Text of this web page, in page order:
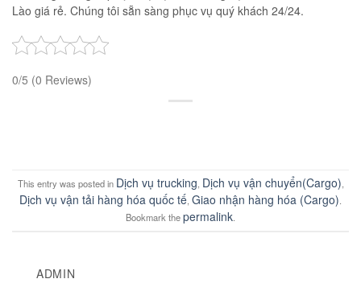
Lào giá rẻ. Chúng tôi sẵn sàng phục vụ quý khách 24/24.
0/5 (0 Reviews)
This entry was posted in Dịch vụ trucking, Dịch vụ vận chuyển(Cargo),
Dịch vụ vận tải hàng hóa quốc tế, Giao nhận hàng hóa (Cargo).
Bookmark thepermalink.
ADMIN